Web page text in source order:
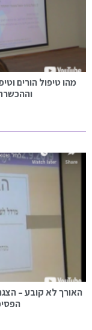
מהו טיפול הורים
האורך לא קובע –